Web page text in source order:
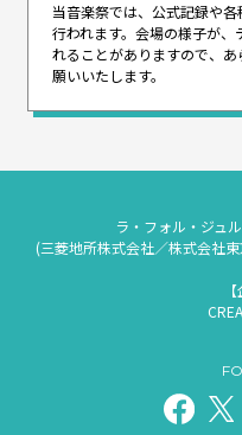
当音楽祭では、公式記録や
行われます。 会場の様子が、
れることがありますので、 あ
願いいたします。
ラ・フォル・ジュ
(三菱地所株式会社／株式会社